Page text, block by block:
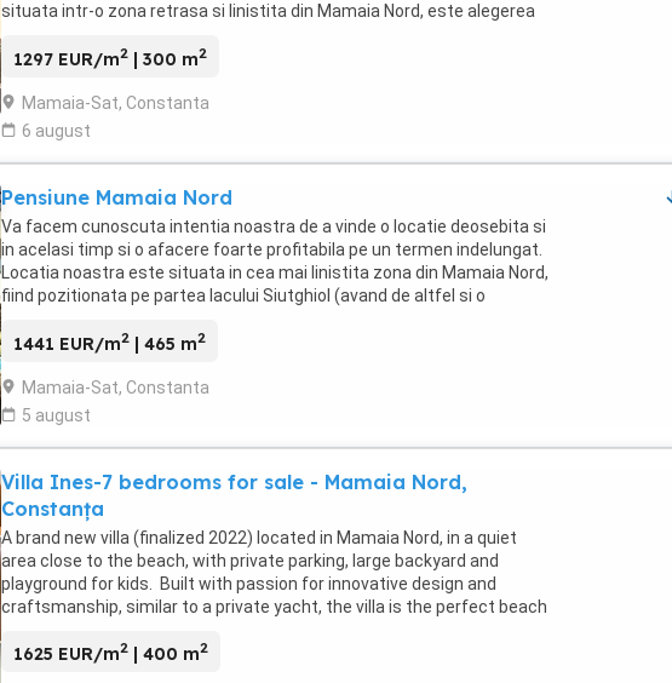
situata intr-o zona retrasa si linistita din Mamaia Nord, este alegerea
1297 EUR/m2 | 300 m2
Mamaia-Sat, Constanta
6 august
Pensiune Mamaia Nord
Va facem cunoscuta intentia noastra de a vinde o locatie deosebita si
in acelasi timp si o afacere foarte profitabila pe un termen indelungat.
Locatia noastra este situata in cea mai linistita zona din Mamaia Nord,
fiind pozitionata pe partea lacului Siutghiol (avand de altfel si o
1441 EUR/m2 | 465 m2
Mamaia-Sat, Constanta
5 august
Villa Ines-7 bedrooms for sale - Mamaia Nord,
Constanța
A brand new villa (finalized 2022) located in Mamaia Nord, in a quiet
area close to the beach, with private parking, large backyard and
playground for kids. Built with passion for innovative design and
craftsmanship, similar to a private yacht, the villa is the perfect beach
1625 EUR/m2 | 400 m2